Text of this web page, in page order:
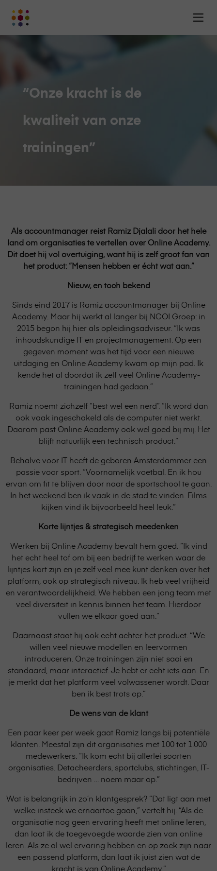
-
online
leerplatform
organisaties
“Onze kracht is de
kwaliteit van onze
trainingen”
Als accountmanager reist Ramiz Djalali door het hele
land om organisaties te vertellen over Online Academy.
Dit doet hij vol overtuiging, want hij is zelf groot fan van
het product: “Mensen hebben er écht wat aan.”
Nieuw, en toch bekend
Sinds eind 2017 is Ramiz accountmanager bij Online
Academy. Maar hij werkt al langer bij NCOI Groep: in
2015 begon hij hier als opleidingsadviseur. “Ik was
inhoudskundige IT en projectmanagement. Op een
gegeven moment was het tijd voor een nieuwe
uitdaging en Online Academy kwam op mijn pad. Ik
kende het al doordat ik zelf veel Online Academy-
trainingen had gedaan.”
Ramiz noemt zichzelf “best wel een nerd”. “Ik word dan
ook vaak ingeschakeld als de computer niet werkt.
Daarom past Online Academy ook wel goed bij mij. Het
blijft natuurlijk een technisch product.”
Behalve voor IT heeft de geboren Amsterdammer een
passie voor sport. “Voornamelijk voetbal. En ik hou
ervan om fit te blijven door naar de sportschool te gaan.
In het weekend ben ik vaak in de stad te vinden. Films
kijken vind ik bijvoorbeeld heel leuk.”
Korte lijntjes & strategisch meedenken
Werken bij Online Academy bevalt hem goed. “Ik vind
het echt heel tof om bij een bedrijf te werken waar de
lijntjes kort zijn en je zelf veel mee kunt denken over het
platform, ook op strategisch niveau. Ik heb veel vrijheid
en verantwoordelijkheid. We hebben een jong team met
veel diversiteit in kennis binnen het team. Hierdoor
vullen we elkaar goed aan.”
Daarnaast staat hij ook echt achter het product. “We
willen veel nieuwe modellen en leervormen
introduceren. Onze trainingen zijn niet saai en
standaard, maar interactief. Je hebt er echt iets aan. En
je merkt dat het platform veel volwassener wordt. Daar
ben ik best trots op.”
De wens van de klant
Een paar keer per week gaat Ramiz langs bij potentiële
klanten. Meestal zijn dit organisaties met 100 tot 1.000
medewerkers. “Ik kom echt bij allerlei soorten
organisaties. Detacheerders, sportclubs, stichtingen, IT-
bedrijven … noem maar op.”
Wat is belangrijk in zo’n klantgesprek? “Dat ligt aan met
welke insteek we ernaartoe gaan,” vertelt hij. “Als de
organisatie nog geen ervaring heeft met online leren,
dan laat ik de toegevoegde waarde zien van online
leren. Als ze al wel ervaring hebben en op zoek zijn naar
een passend platform, dan laat ik juist zien wat de
kracht is van Online Academy.”